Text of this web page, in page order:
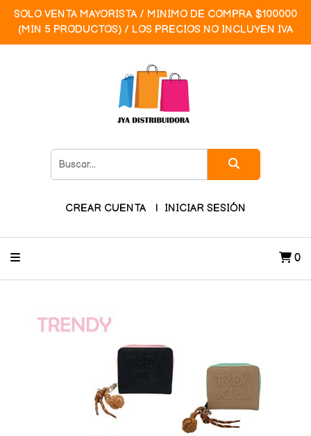
SOLO VENTA MAYORISTA / MINIMO DE COMPRA $100000
(MIN 5 PRODUCTOS) / LOS PRECIOS NO INCLUYEN IVA
CREAR CUENTA INICIAR SESIÓN
0